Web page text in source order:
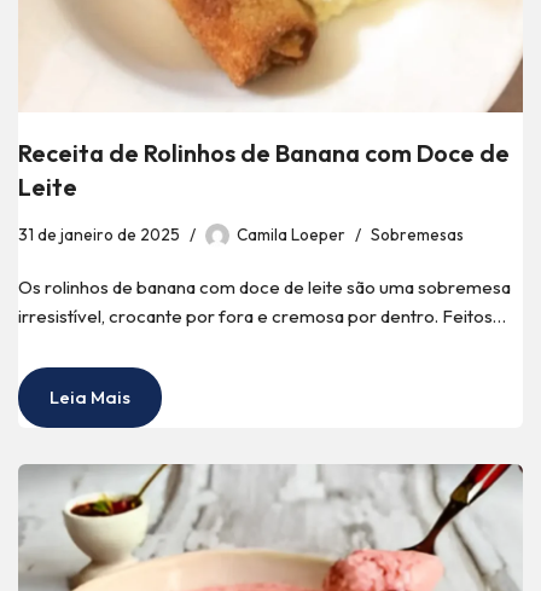
Receita de Rolinhos de Banana com Doce de
Leite
31 de janeiro de 2025 Camila Loeper Sobremesas
Os rolinhos de banana com doce de leite são uma sobremesa
irresistível, crocante por fora e cremosa por dentro. Feitos…
Leia Mais